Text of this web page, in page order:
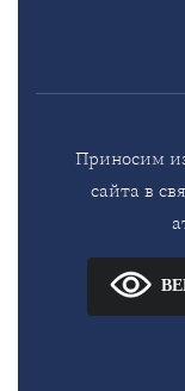
Приносим
сайта в